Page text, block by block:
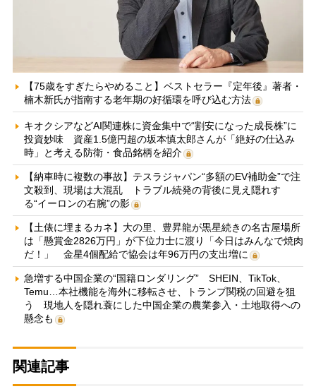
【75歳をすぎたらやめること】ベストセラー『定年後』著者・
楠木新氏が指南する老年期の好循環を呼び込む方法
キオクシアなどAI関連株に資金集中で“割安になった成長株”に
投資妙味 資産1.5億円超の坂本慎太郎さんが「絶好の仕込み
時」と考える防衛・食品銘柄を紹介
【納車時に複数の事故】テスラジャパン“多額のEV補助金”で注
文殺到、現場は大混乱 トラブル続発の背後に見え隠れす
る“イーロンの右腕”の影
【土俵に埋まるカネ】大の里、豊昇龍が黒星続きの名古屋場所
は「懸賞金2826万円」が下位力士に渡り「今日はみんなで焼肉
だ！」 金星4個配給で協会は年96万円の支出増に
急増する中国企業の“国籍ロンダリング” SHEIN、TikTok、
Temu…本社機能を海外に移転させ、トランプ関税の回避を狙
う 現地人を隠れ蓑にした中国企業の農業参入・土地取得への
懸念も
関連記事